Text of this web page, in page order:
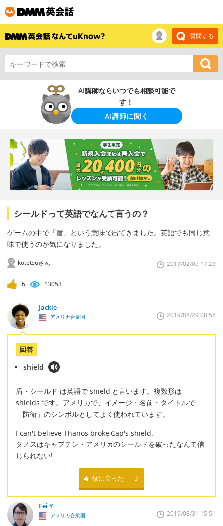
質問する
AI講師ならいつでも相談可能で
す！
AI講師に聞く
シールドって英語でなんて言うの？
ゲームの中で「盾」という意味で出てきました。英語でも同じ意
味で使うのか気になりました。
kotetsuさん 2019/02/05 17:29
6 13053
Jackie
アメリカ合衆国 2019/08/29 08:58
回答
shield
盾・シールド は英語で shield と言います。複数形は
shields です。アメリカで、イメージ・名前・タイトルで
「防衛」のシンボルとしてよく使われています。
I can't believe Thanos broke Cap's shield.
タノスはキャプテン・アメリカのシールドを破ったなんて信
じられない!
役に立った 3
Fei Y
アメリカ合衆国 2019/08/31 15:51